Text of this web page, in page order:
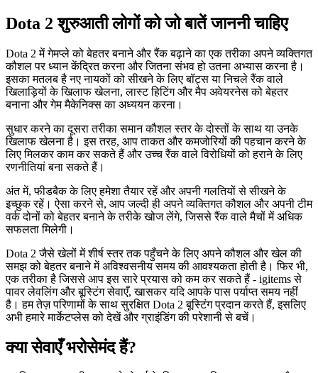
Dota 2 शुरुआती लोगों को जो बातें जाननी चाहिए
Dota 2 में गेमप्ले को बेहतर बनाने और रैंक बढ़ाने का एक तरीका अपने व्यक्तिगत
कौशल पर ध्यान केंद्रित करना और जितना संभव हो उतना अभ्यास करना है।
इसका मतलब है नए नायकों को सीखने के लिए बॉट्स या निचले रैंक वाले
खिलाड़ियों के खिलाफ खेलना, लास्ट हिटिंग और मैप अवेयरनेस को बेहतर
बनाना और गेम मैकेनिक्स का अध्ययन करना।
सुधार करने का दूसरा तरीका समान कौशल स्तर के दोस्तों के साथ या उनके
खिलाफ खेलना है। इस तरह, आप ताकत और कमजोरियों की पहचान करने के
लिए मिलकर काम कर सकते हैं और उच्च रैंक वाले विरोधियों को हराने के लिए
रणनीतियां बना सकते हैं।
अंत में, फीडबैक के लिए हमेशा तैयार रहें और अपनी गलतियों से सीखने के
इच्छुक रहें। ऐसा करने से, आप जल्दी ही अपने व्यक्तिगत कौशल और अपनी टीम
वर्क दोनों को बेहतर बनाने के तरीके खोज लेंगे, जिससे रैंक वाले मैचों में अधिक
सफलता मिलेगी।
Dota 2 जैसे खेलों में शीर्ष स्तर तक पहुँचने के लिए अपने कौशल और खेल की
समझ को बेहतर बनाने में अविश्वसनीय समय की आवश्यकता होती है। फिर भी,
एक तरीका है जिससे आप इस सारे प्रयास को कम कर सकते हैं - igitems से
पावर लेवलिंग और बूस्टिंग सेवाएँ, खासकर यदि आपके पास पर्याप्त समय नहीं
है। हम तेज़ परिणामों के साथ सुरक्षित Dota 2 बूस्टिंग प्रदान करते हैं, इसलिए
अभी हमारे मार्केटप्लेस को देखें और ग्राइंडिंग की परेशानी से बचें।
क्या सेवाएँ भरोसेमंद हैं?